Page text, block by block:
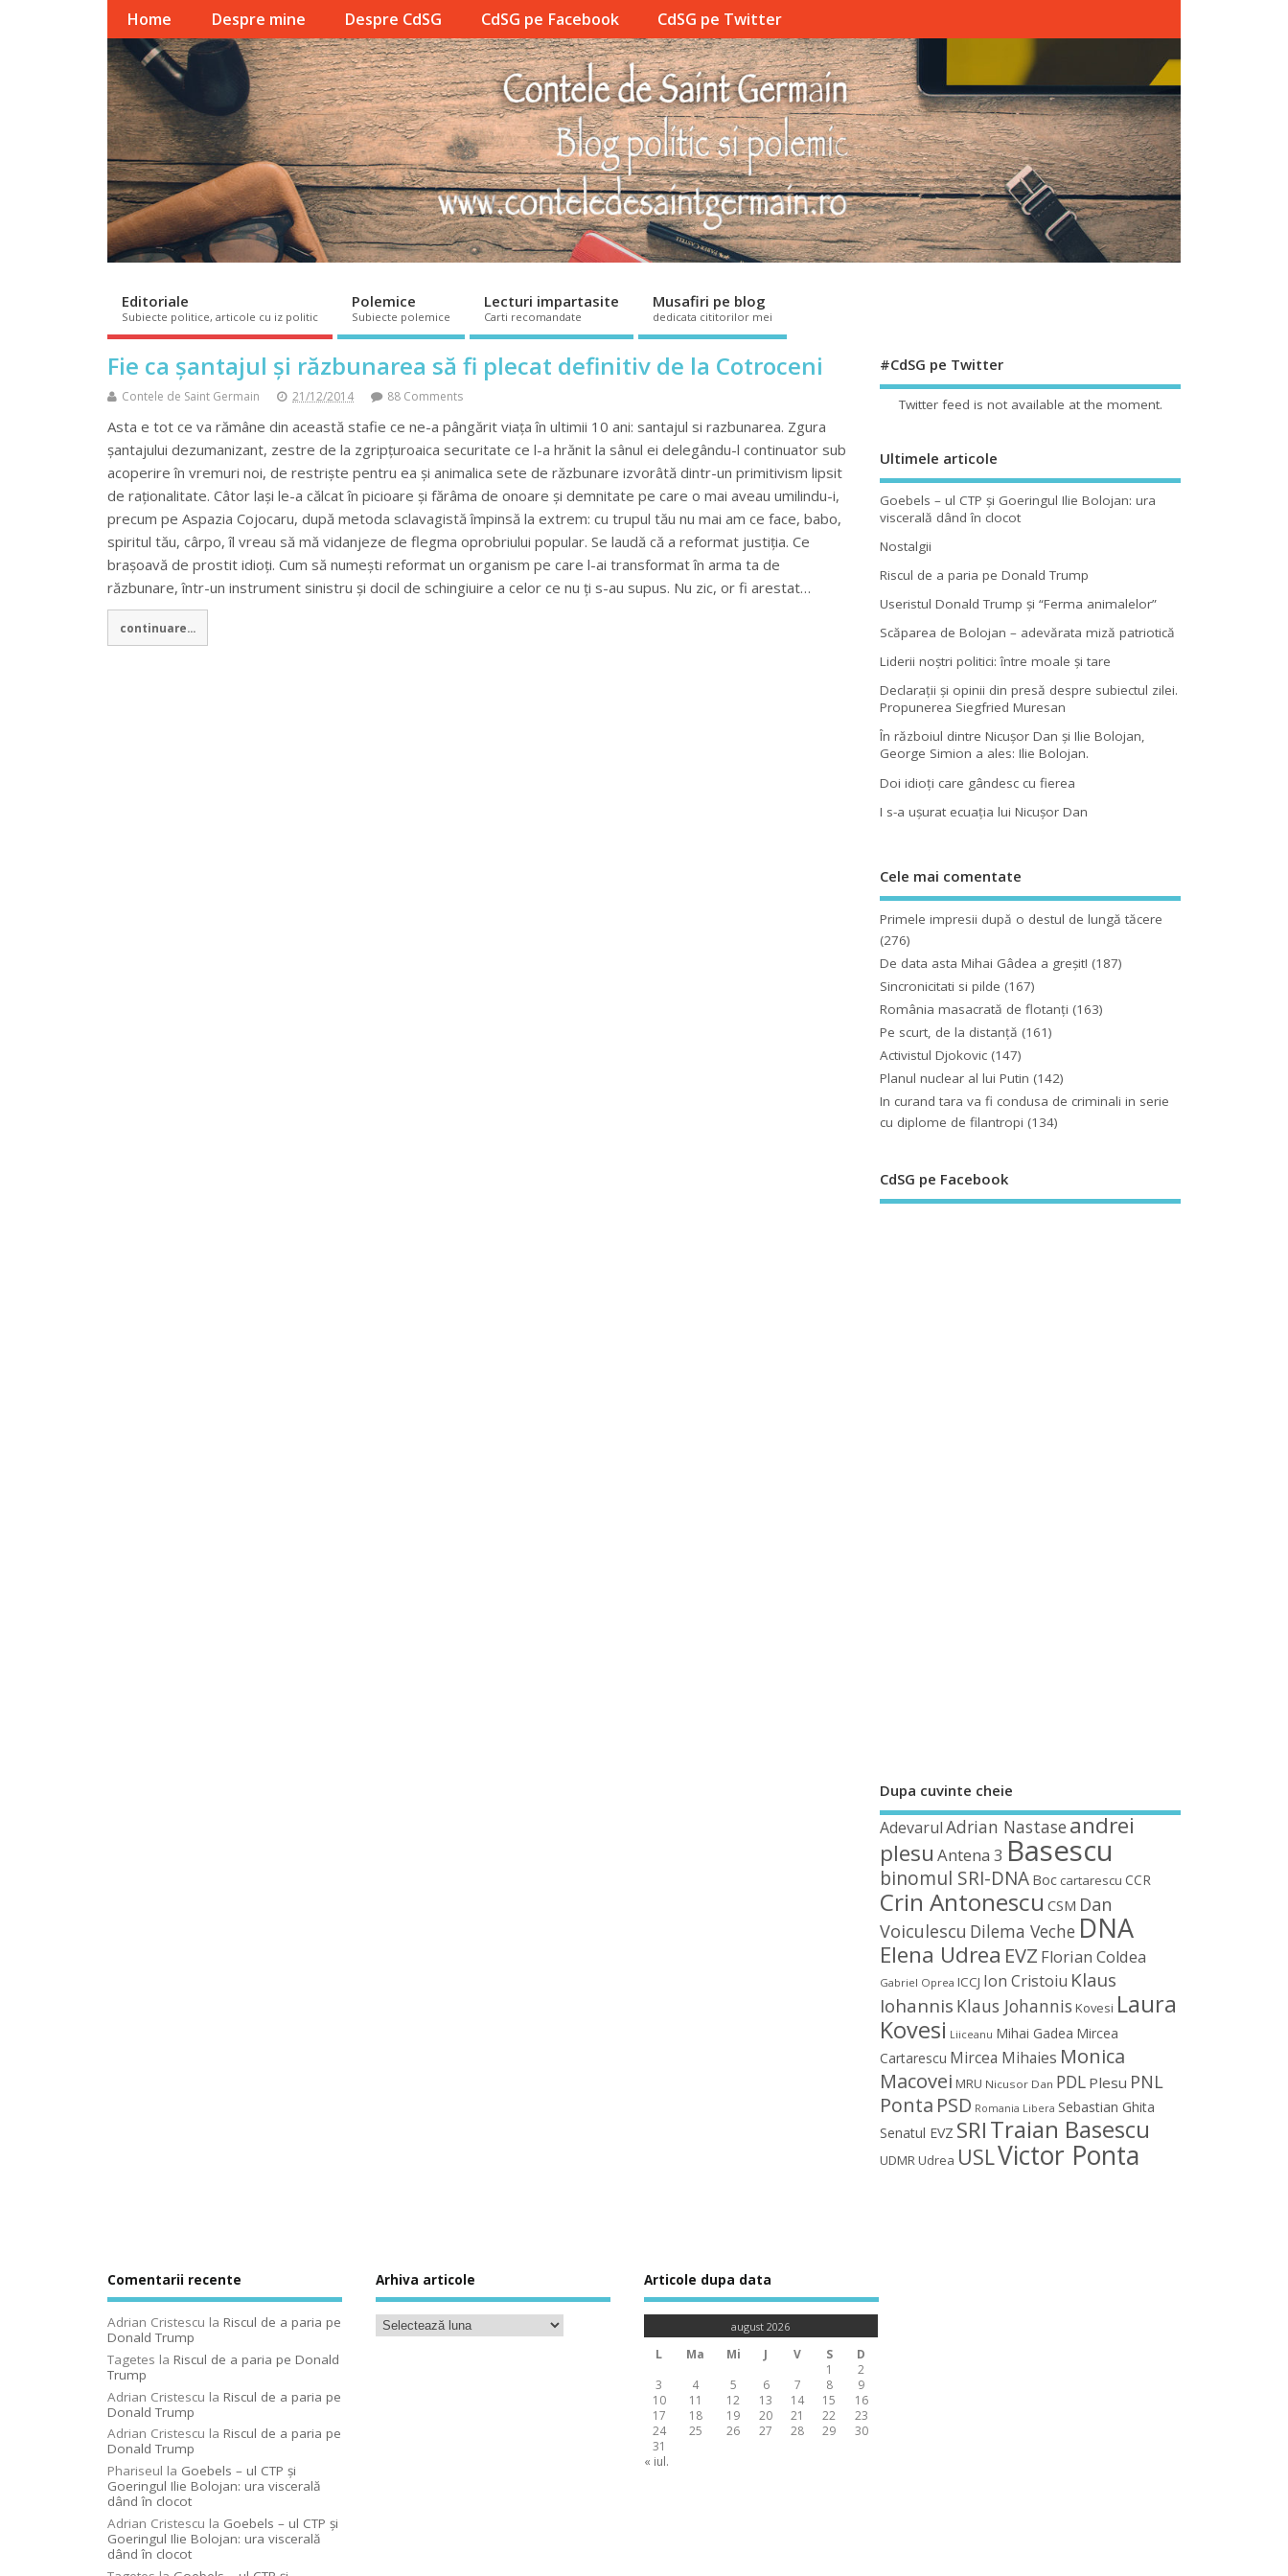
Home Despre mine Despre CdSG CdSG pe Facebook CdSG pe Twitter
Editoriale
Subiecte politice, articole cu iz politic
Polemice
Subiecte polemice
Lecturi impartasite
Carti recomandate
Musafiri pe blog
dedicata cititorilor mei
Fie ca șantajul și răzbunarea să fi plecat definitiv de la Cotroceni
Contele de Saint Germain 21/12/2014 88 Comments
Asta e tot ce va rămâne din această stafie ce ne-a pângărit viața în ultimii 10 ani: santajul si razbunarea. Zgura
șantajului dezumanizant, zestre de la zgripțuroaica securitate ce l-a hrănit la sânul ei delegându-l continuator sub
acoperire în vremuri noi, de restriște pentru ea și animalica sete de răzbunare izvorâtă dintr-un primitivism lipsit
de raționalitate. Câtor lași le-a călcat în picioare și fărâma de onoare și demnitate pe care o mai aveau umilindu-i,
precum pe Aspazia Cojocaru, după metoda sclavagistă împinsă la extrem: cu trupul tău nu mai am ce face, babo,
spiritul tău, cârpo, îl vreau să mă vidanjeze de flegma oprobriului popular. Se laudă că a reformat justiția. Ce
brașoavă de prostit idioți. Cum să numești reformat un organism pe care l-ai transformat în arma ta de
răzbunare, într-un instrument sinistru și docil de schingiuire a celor ce nu ți s-au supus. Nu zic, or fi arestat…
continuare...
#CdSG pe Twitter
Twitter feed is not available at the moment.
Ultimele articole
Goebels – ul CTP şi Goeringul Ilie Bolojan: ura
viscerală dând în clocot
Nostalgii
Riscul de a paria pe Donald Trump
Useristul Donald Trump şi “Ferma animalelor”
Scăparea de Bolojan – adevărata miză patriotică
Liderii noştri politici: între moale şi tare
Declaraţii şi opinii din presă despre subiectul zilei.
Propunerea Siegfried Muresan
În războiul dintre Nicuşor Dan şi Ilie Bolojan,
George Simion a ales: Ilie Bolojan.
Doi idioţi care gândesc cu fierea
I s-a uşurat ecuaţia lui Nicuşor Dan
Cele mai comentate
Primele impresii după o destul de lungă tăcere
(276)
De data asta Mihai Gâdea a greşit! (187)
Sincronicitati si pilde (167)
România masacrată de flotanţi (163)
Pe scurt, de la distanță (161)
Activistul Djokovic (147)
Planul nuclear al lui Putin (142)
In curand tara va fi condusa de criminali in serie
cu diplome de filantropi (134)
CdSG pe Facebook
Dupa cuvinte cheie
Adevarul Adrian Nastaseandrei
plesu Antena 3 Basescu
binomul SRI-DNA Boc cartarescu CCR
Crin Antonescu CSM Dan
Voiculescu Dilema Veche DNA
Elena Udrea EVZ Florian Coldea
Gabriel Oprea ICCJ Ion Cristoiu Klaus
Iohannis Klaus Johannis Kovesi Laura
Kovesi Liiceanu Mihai Gadea Mircea
Cartarescu Mircea Mihaies Monica
Macovei MRU Nicusor Dan PDL Plesu PNL
Ponta PSD Romania Libera Sebastian Ghita
Senatul EVZ SRITraian Basescu
UDMRUdrea USLVictor Ponta
Comentarii recente
Adrian Cristescu la Riscul de a paria pe
Donald Trump
Tagetes la Riscul de a paria pe Donald
Trump
Adrian Cristescu la Riscul de a paria pe
Donald Trump
Adrian Cristescu la Riscul de a paria pe
Donald Trump
Phariseul la Goebels – ul CTP şi
Goeringul Ilie Bolojan: ura viscerală
dând în clocot
Adrian Cristescu la Goebels – ul CTP şi
Goeringul Ilie Bolojan: ura viscerală
dând în clocot
Arhiva articole Articole dupa data
august 2026
L Ma Mi J V S
D
1
2
3
4 5 6 7 8
9
10
11 12 13 14 15
16
17
18 19 20 21 22
23
24
25 26 27 28 29
30
31
« iul.